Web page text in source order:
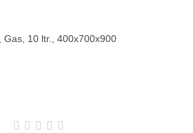
Gas, 10 ltr., 400x700x900